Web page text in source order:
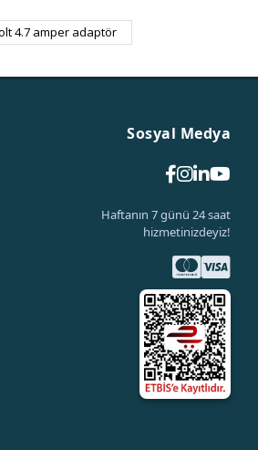
4.7 amper adaptör
Sosyal Medya
Haftanın 7 günü 24 saat
hizmetinizdeyiz!